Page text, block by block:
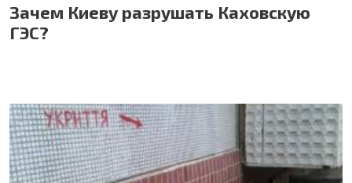
Зачем Киеву разрушать Каховскую
ГЭС?